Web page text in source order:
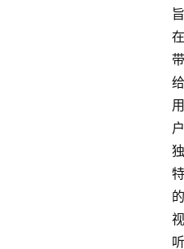
旨
在
带
给
用
户
独
特
的
视
听